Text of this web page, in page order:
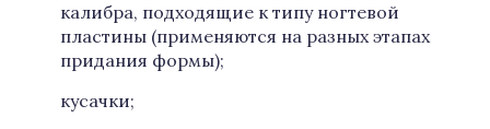
калибра, подходящие к типу ногтевой
пластины (применяются на разных этапах
придания формы);
кусачки;